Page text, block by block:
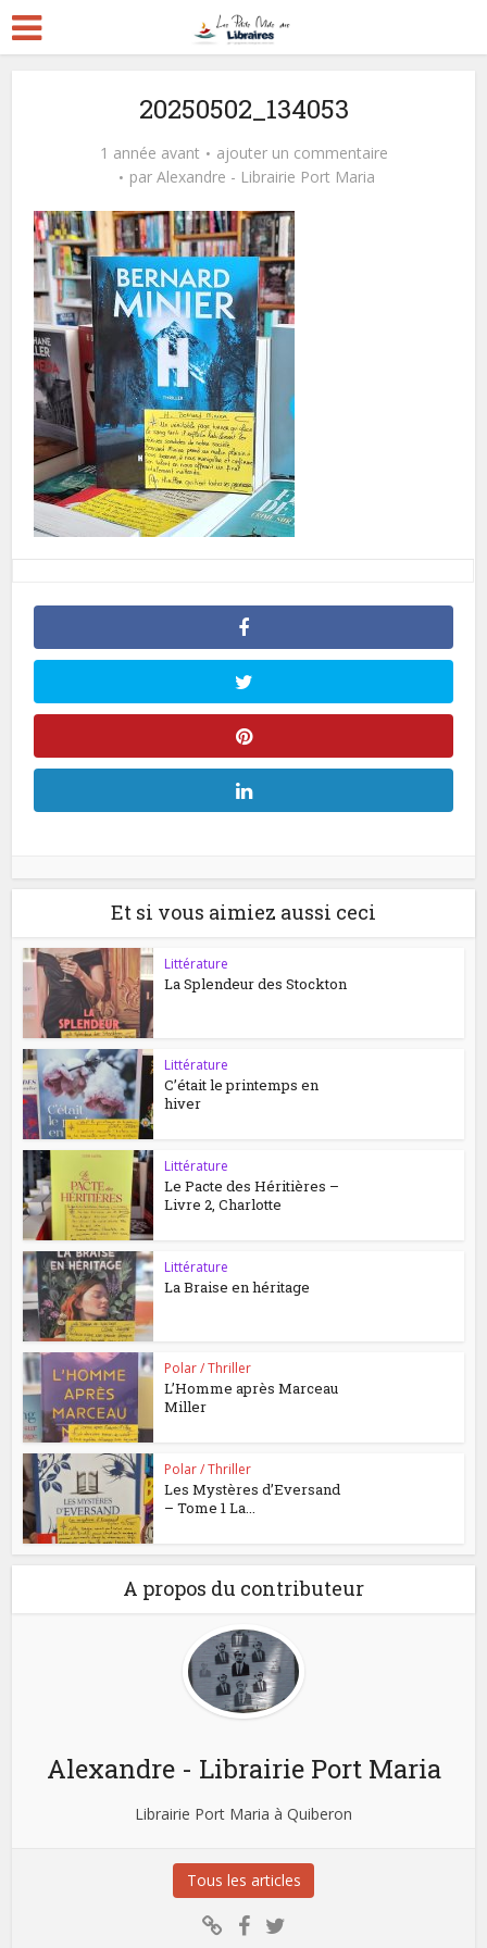
20250502_134053
1 année avant
ajouter un commentaire
par Alexandre - Librairie Port Maria
Et si vous aimiez aussi ceci
Littérature
La Splendeur des Stockton
Littérature
C’était le printemps en
hiver
Littérature
Le Pacte des Héritières –
Livre 2, Charlotte
Littérature
La Braise en héritage
Polar / Thriller
L’Homme après Marceau
Miller
Polar / Thriller
Les Mystères d’Eversand
– Tome 1 La...
A propos du contributeur
Alexandre - Librairie Port Maria
Librairie Port Maria à Quiberon
Tous les articles